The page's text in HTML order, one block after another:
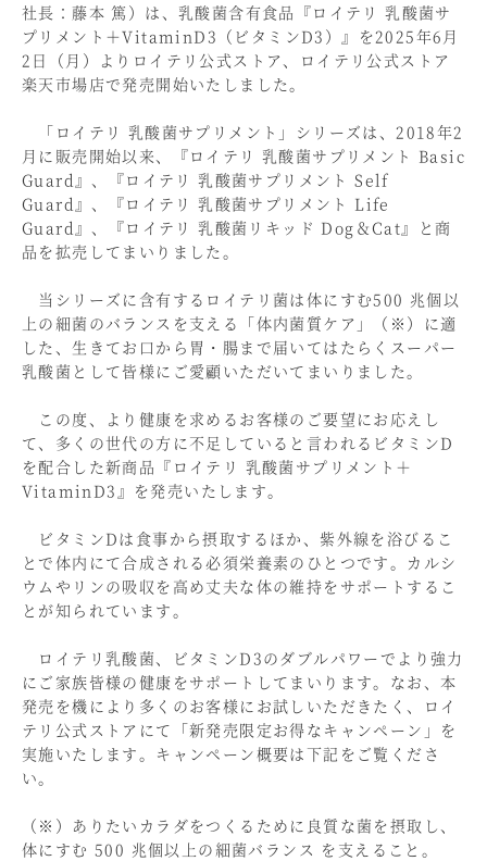
社長：藤本 篤）は、乳酸菌含有食品『ロイテリ 乳酸菌サ
プリメント＋VitaminD3（ビタミンD3）』を2025年6月
2日（月）よりロイテリ公式ストア、ロイテリ公式ストア
楽天市場店で発売開始いたしました。
「ロイテリ 乳酸菌サプリメント」シリーズは、2018年2
月に販売開始以来、『ロイテリ 乳酸菌サプリメント Basic
Guard』、『ロイテリ 乳酸菌サプリメント Self
Guard』、『ロイテリ 乳酸菌サプリメント Life
Guard』、『ロイテリ 乳酸菌リキッド Dog＆Cat』と商
品を拡売してまいりました。
当シリーズに含有するロイテリ菌は体にすむ500 兆個以
上の細菌のバランスを支える「体内菌質ケア」（※）に適
した、生きてお口から胃・腸まで届いてはたらくスーパー
乳酸菌として皆様にご愛顧いただいてまいりました。
この度、より健康を求めるお客様のご要望にお応えし
て、多くの世代の方に不足していると言われるビタミンD
を配合した新商品『ロイテリ 乳酸菌サプリメント＋
VitaminD3』を発売いたします。
ビタミンDは食事から摂取するほか、紫外線を浴びるこ
とで体内にて合成される必須栄養素のひとつです。カルシ
ウムやリンの吸収を高め丈夫な体の維持をサポートするこ
とが知られています。
ロイテリ乳酸菌、ビタミンD3のダブルパワーでより強力
にご家族皆様の健康をサポートしてまいります。なお、本
発売を機により多くのお客様にお試しいただきたく、ロイ
テリ公式ストアにて「新発売限定お得なキャンペーン」を
実施いたします。キャンペーン概要は下記をご覧くださ
い。
（※）ありたいカラダをつくるために良質な菌を摂取し、
体にすむ 500 兆個以上の細菌バランス を支えること。